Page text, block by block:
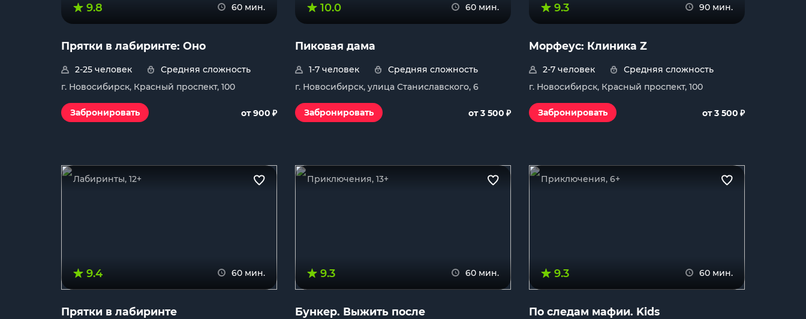
9.8 60 мин.
Прятки в лабиринте: Оно
2-25 человек
Средняя сложность
г. Новосибирск, Красный проспект, 100
Забронировать от 900 ₽
10.0 60 мин.
Пиковая дама
1-7 человек
Средняя сложность
г. Новосибирск, улица Станиславского, 6
Забронировать от 3 500 ₽
9.3 90 мин.
Морфеус: Клиника Z
2-7 человек
Средняя сложность
г. Новосибирск, Красный проспект, 100
Забронировать от 3 500 ₽
Лабиринты, 12+
9.4 60 мин.
Прятки в лабиринте
Приключения, 13+
9.3 60 мин.
Бункер. Выжить после
Приключения, 6+
9.3 60 мин.
По следам мафии. Kids